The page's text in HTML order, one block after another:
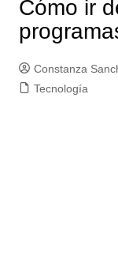
Cómo ir
Constanza
Tecnología